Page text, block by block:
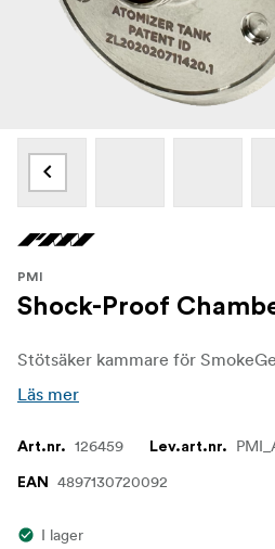
PMI
Shock-Proof
Läs mer
Art.nr. 126459 Lev.art.nr.
EAN 4897130720092
I lager